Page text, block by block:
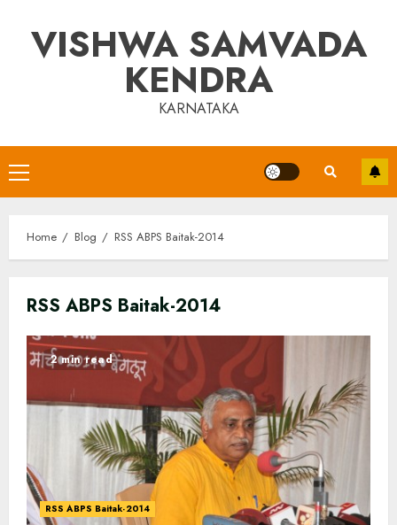
contentVISHWA SAMVADA
KENDRA
KARNATAKA
Primary
Menu
Home Blog RSS ABPS Baitak-2014
RSS ABPS Baitak-2014
2 min read
RSS ABPS Baitak-2014